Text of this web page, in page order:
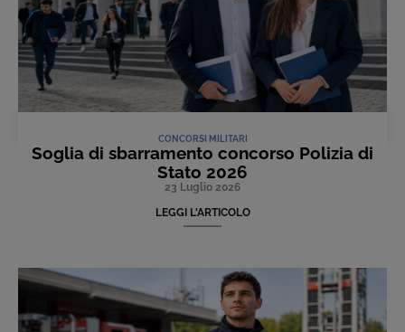
CONCORSI MILITARI
Soglia di sbarramento concorso Polizia di
Stato 2026
23 Luglio 2026
LEGGI L'ARTICOLO